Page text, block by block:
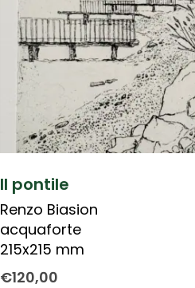
Il pontile
Renzo Biasion
acquaforte
215x215 mm
€120,00